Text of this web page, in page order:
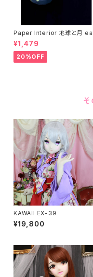
Paper Interior 地球と月
h and moon
¥1,479
20%OFF
KAWAII EX-39
¥19,800